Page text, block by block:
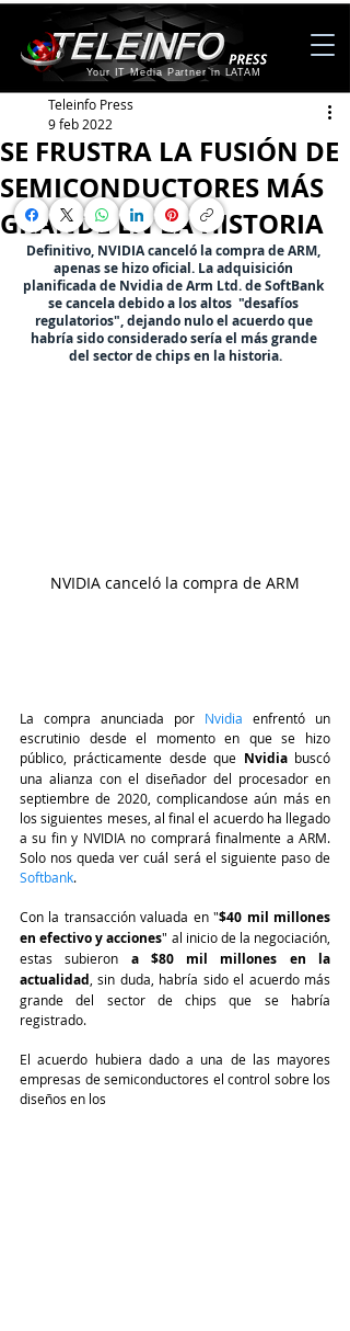
Your IT Media Partner in LATAM
SE FRUSTRA LA FUSIÓN DE
SEMICONDUCTORES MÁS
GRANDE EN LA HISTORIA
Teleinfo Press
9 feb 2022
Definitivo, NVIDIA canceló la compra de ARM,
apenas se hizo oficial. La adquisición
planificada de Nvidia de Arm Ltd. de SoftBank
se cancela debido a los altos  "desafíos
regulatorios", dejando nulo el acuerdo que
habría sido considerado sería el más grande
del sector de chips en la historia.
NVIDIA canceló la compra de ARM
La compra anunciada por Nvidia enfrentó un
escrutinio desde el momento en que se hizo
público, prácticamente desde que Nvidia buscó
una alianza con el diseñador del procesador en
septiembre de 2020, complicandose aún más en
los siguientes meses, al final el acuerdo ha llegado
a su fin y NVIDIA no comprará finalmente a ARM.
Softbank.
Con la transacción valuada en "$40 mil millones
en efectivo y acciones" al inicio de la negociación,
estas subieron a $80 mil millones en la
actualidad , sin duda, habría sido el acuerdo más
grande del sector de chips que se habría
registrado.
El acuerdo hubiera dado a una de las mayores
empresas de semiconductores el control sobre los
diseños en los